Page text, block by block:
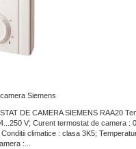
Siemens
DE CAMERA SIEMENS RAA20
V; Curent termostat de camera :
climatice : clasa 3K5;
:...